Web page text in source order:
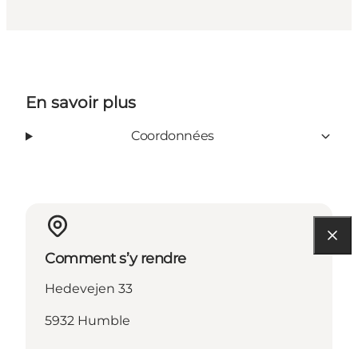
En savoir plus
Coordonnées
Comment s’y rendre
Hedevejen 33
5932 Humble